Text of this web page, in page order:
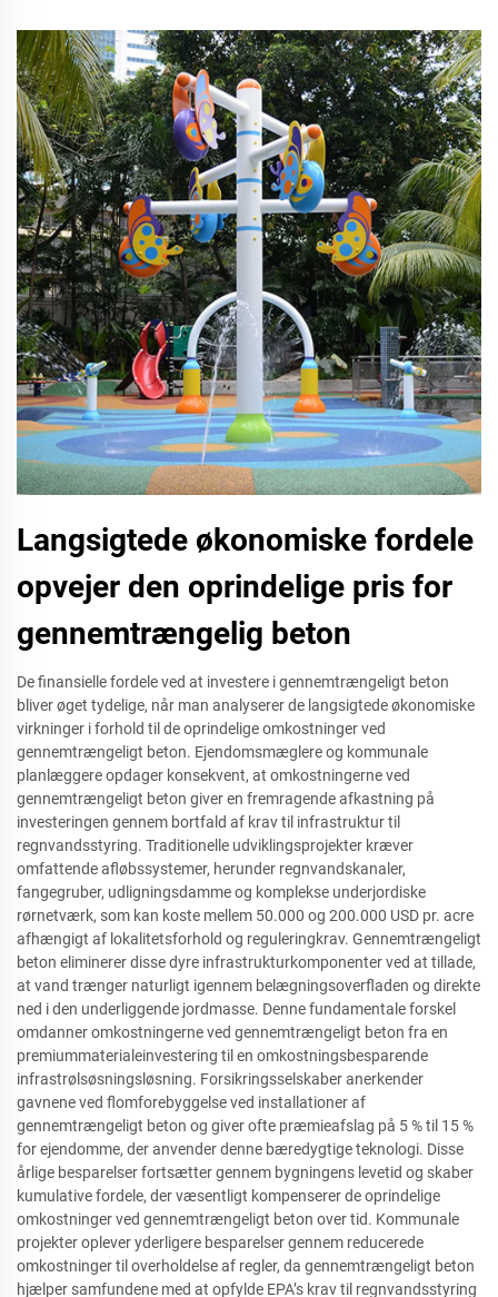
Langsigtede økonomiske fordele
opvejer den oprindelige pris for
gennemtrængelig beton
De finansielle fordele ved at investere i gennemtrængeligt beton
bliver øget tydelige, når man analyserer de langsigtede økonomiske
virkninger i forhold til de oprindelige omkostninger ved
gennemtrængeligt beton. Ejendomsmæglere og kommunale
planlæggere opdager konsekvent, at omkostningerne ved
gennemtrængeligt beton giver en fremragende afkastning på
investeringen gennem bortfald af krav til infrastruktur til
regnvandsstyring. Traditionelle udviklingsprojekter kræver
omfattende afløbssystemer, herunder regnvandskanaler,
fangegruber, udligningsdamme og komplekse underjordiske
rørnetværk, som kan koste mellem 50.000 og 200.000 USD pr. acre
afhængigt af lokalitetsforhold og reguleringkrav. Gennemtrængeligt
beton eliminerer disse dyre infrastrukturkomponenter ved at tillade,
at vand trænger naturligt igennem belægningsoverfladen og direkte
ned i den underliggende jordmasse. Denne fundamentale forskel
omdanner omkostningerne ved gennemtrængeligt beton fra en
premiummaterialeinvestering til en omkostningsbesparende
infrastrølsøsningsløsning. Forsikringsselskaber anerkender
gavnene ved flomforebyggelse ved installationer af
gennemtrængeligt beton og giver ofte præmieafslag på 5 % til 15 %
for ejendomme, der anvender denne bæredygtige teknologi. Disse
årlige besparelser fortsætter gennem bygningens levetid og skaber
kumulative fordele, der væsentligt kompenserer de oprindelige
omkostninger ved gennemtrængeligt beton over tid. Kommunale
projekter oplever yderligere besparelser gennem reducerede
omkostninger til overholdelse af regler, da gennemtrængeligt beton
hjælper samfundene med at opfylde EPA’s krav til regnvandsstyring